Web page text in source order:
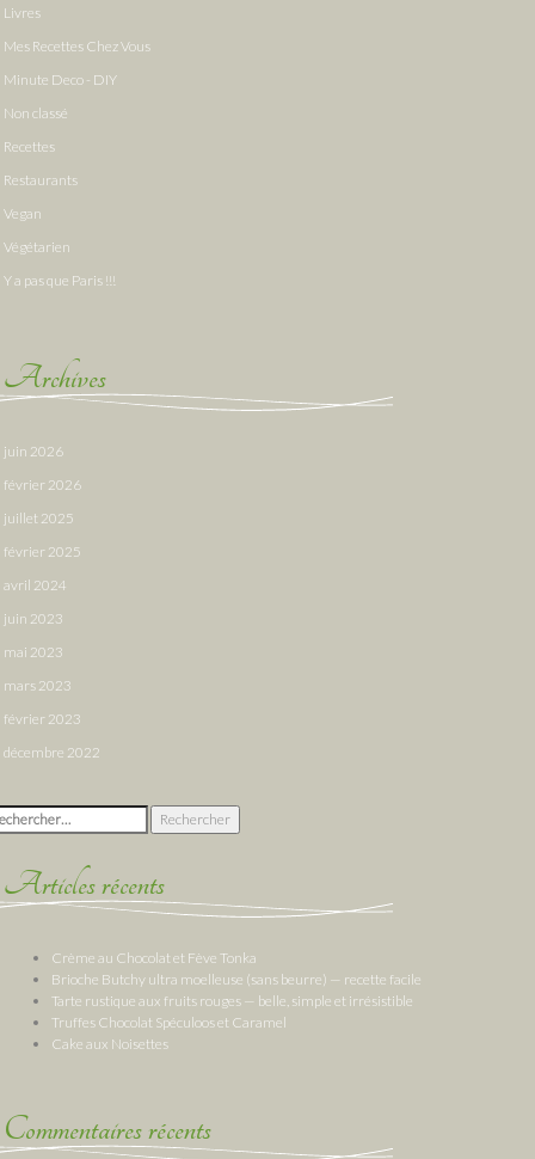
Livres
Mes Recettes Chez Vous
Minute Deco - DIY
Non classé
Recettes
Restaurants
Vegan
Végétarien
Y a pas que Paris !!!
Archives
juin 2026
février 2026
juillet 2025
février 2025
avril 2024
juin 2023
mai 2023
mars 2023
février 2023
décembre 2022
:
Articles récents
Crème au Chocolat et Fève Tonka
Brioche Butchy ultra moelleuse (sans beurre) — recette facile
Tarte rustique aux fruits rouges — belle, simple et irrésistible
Truffes Chocolat Spéculoos et Caramel
Cake aux Noisettes
Commentaires récents